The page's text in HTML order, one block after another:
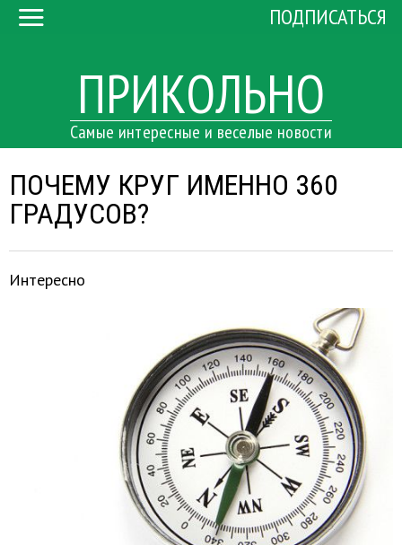
ПРИКОЛЬНО
Самые интересные и веселые новости
ПОДПИСАТЬСЯ
ПОЧЕМУ КРУГ ИМЕННО 360
ГРАДУСОВ?
Интересно